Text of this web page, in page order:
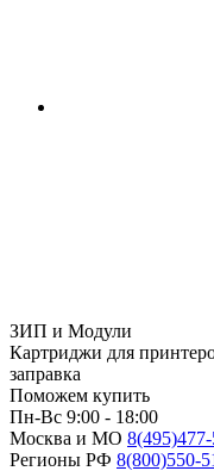
ЗИП и Модули
Картриджи для
заправка
Поможем купить
Пн-Вс 9:00 - 18:00
Москва и МО 8(495)
Регионы РФ 8(800)550-